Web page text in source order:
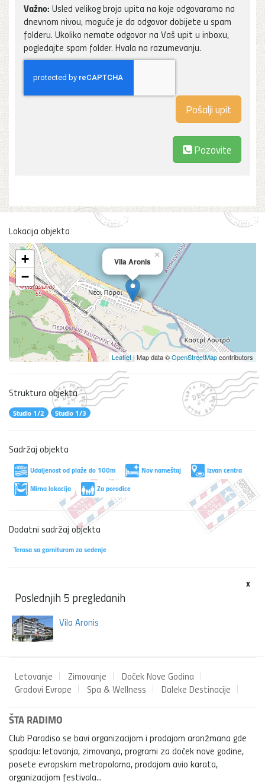
Važno: Usled velikog broja upita na koje odgovaramo na
dnevnom nivou, moguće je da odgovor dobijete u spam
folderu. Ukoliko nemate odgovor na Vaš upit u inboxu,
pogledajte spam folder. Hvala na razumevanju.
Pozovite
Lokacija objekta
Vila Aronis
×
+
−
Leaflet| Map data ©OpenStreetMapcontributors
Struktura objekta
Studio 1/2 Studio 1/3
Sadržaj objekta
Udaljenost od plaže do 100m Nov nameštaj
Izvan centra
Mirna lokacija
Za porodice
Dodatni sadržaj objekta
Terasa sa garniturom za sedenje
x
Poslednjih 5 pregledanih
Vila Aronis
Letovanje Zimovanje
Doček Nove Godina
Gradovi Evrope
Spa & Wellness Daleke Destinacije
ŠTA RADIMO
Club Paradiso se bavi organizacijom i prodajom aranžmana gde
spadaju: letovanja, zimovanja, programi za doček nove godine,
posete evropskim metropolama, prodajom avio karata,
organizacijom festivala...